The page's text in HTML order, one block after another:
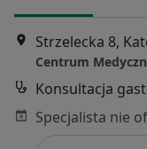
Strzelecka 8,
Centrum
Konsultacja